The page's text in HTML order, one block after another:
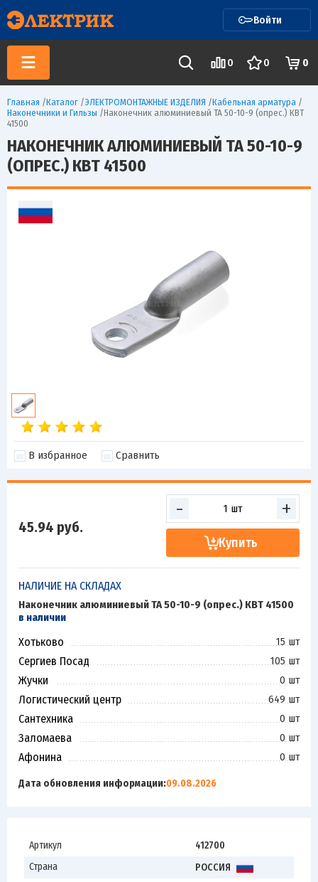
Войти
0 0 0
Главная /Каталог /ЭЛЕКТРОМОНТАЖНЫЕ ИЗДЕЛИЯ /Кабельная арматура /
Наконечники и Гильзы /Наконечник алюминиевый ТА 50-10-9 (опрес.) КВТ
41500
НАКОНЕЧНИК АЛЮМИНИЕВЫЙ ТА 50-10-9
(ОПРЕС.) КВТ 41500
В избранное Сравнить
45.94 руб.
- +
Купить
НАЛИЧИЕ НА СКЛАДАХ
Наконечник алюминиевый ТА 50-10-9 (опрес.) КВТ 41500
в наличии
Хотьково 15 шт
Сергиев Посад 105 шт
Жучки 0 шт
Логистический центр 649 шт
Сантехника 0 шт
Заломаева 0 шт
Афонина 0 шт
Дата обновления информации:09.08.2026
Артикул
412700
Страна
РОССИЯ